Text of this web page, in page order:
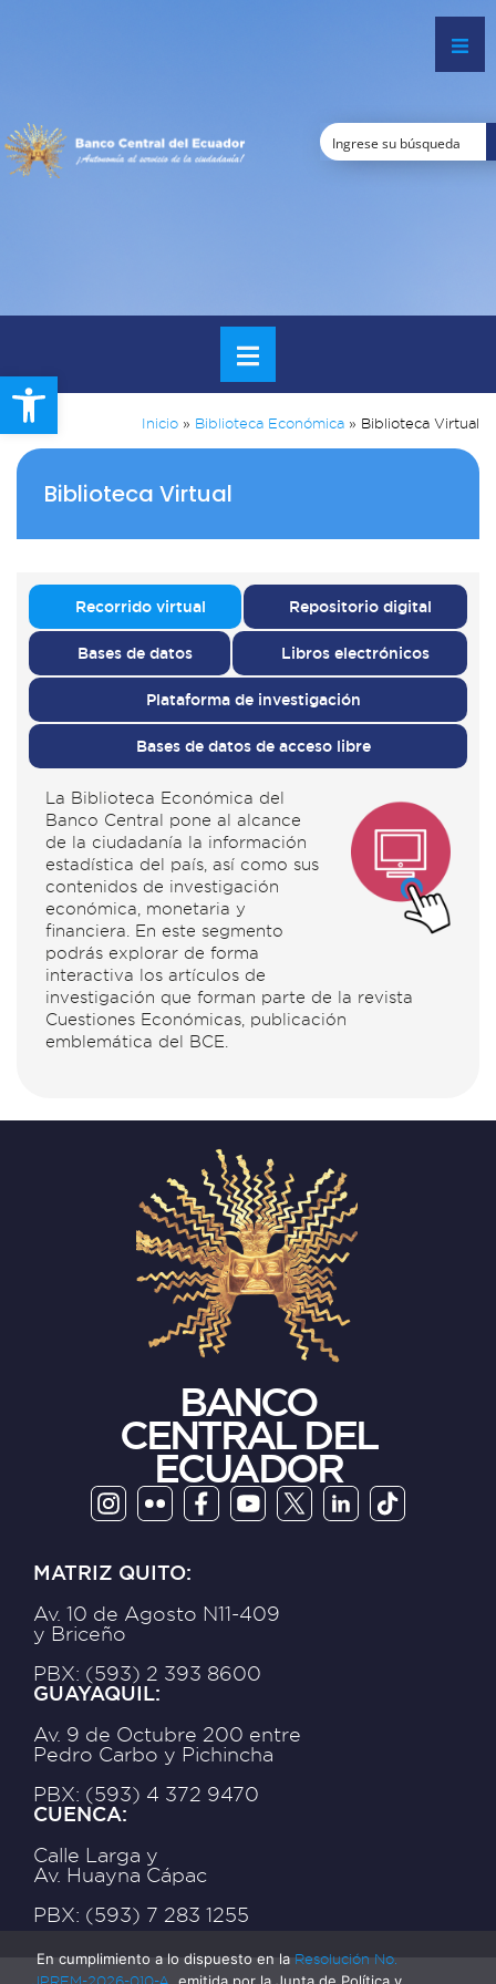
Open toolbar
Inicio » Biblioteca Económica » Biblioteca Virtual
Biblioteca Virtual
Recorrido virtual Repositorio digital
Bases de datos Libros electrónicos
Plataforma de investigación
Bases de datos de acceso libre
La Biblioteca Económica del
Banco Central pone al alcance
de la ciudadanía la información
estadística del país, así como sus
contenidos de investigación
económica, monetaria y
financiera. En este segmento
podrás explorar de forma
interactiva los artículos de
investigación que forman parte de la revista
Cuestiones Económicas, publicación
emblemática del BCE.
BANCO
CENTRAL DEL
ECUADOR
MATRIZ QUITO:
Av. 10 de Agosto N11-409
y Briceño
PBX: (593) 2 393 8600
GUAYAQUIL:
Av. 9 de Octubre 200 entre
Pedro Carbo y Pichincha
PBX: (593) 4 372 9470
CUENCA:
Calle Larga y
Av. Huayna Cápac
PBX: (593) 7 283 1255
En cumplimiento a lo dispuesto en la Resolución No.